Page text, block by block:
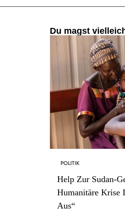
Du magst
POLITIK
Help Zur Sudan-
Humanitäre Krise
Aus“